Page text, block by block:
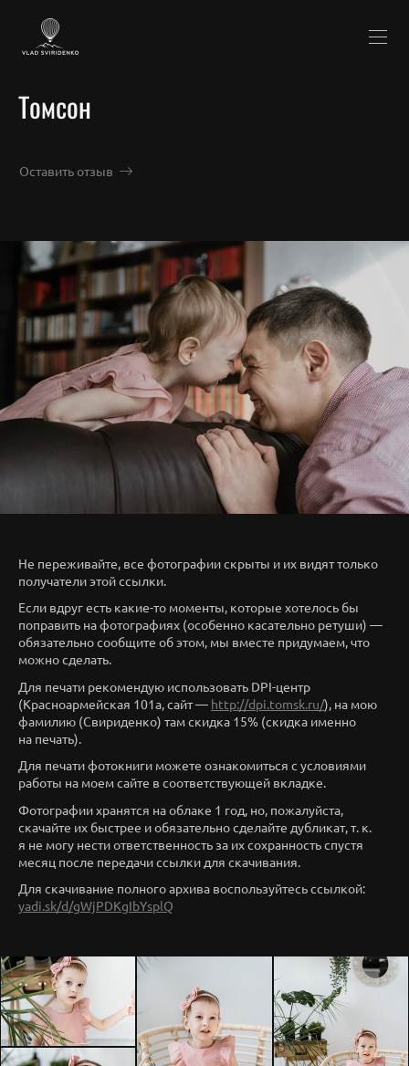
Томсон
Оставить отзыв
Не переживайте, все фотографии скрыты и их видят только
получатели этой ссылки.
Если вдруг есть какие-то моменты, которые хотелось бы
поправить на фотографиях (особенно касательно ретуши) —
обязательно сообщите об этом, мы вместе придумаем, что
можно сделать.
Для печати рекомендую использовать DPI-центр
(Красноармейская 101а, сайт — http://dpi.tomsk.ru/), на мою
фамилию (Свириденко) там скидка 15% (скидка именно
на печать).
Для печати фотокниги можете ознакомиться с условиями
работы на моем сайте в соответствующей вкладке.
Фотографии хранятся на облаке 1 год, но, пожалуйста,
скачайте их быстрее и обязательно сделайте дубликат, т. к.
я не могу нести ответственность за их сохранность спустя
месяц после передачи ссылки для скачивания.
Для скачивание полного архива воспользуйтесь ссылкой:
yadi.sk/d/gWjPDKgIbYsplQ